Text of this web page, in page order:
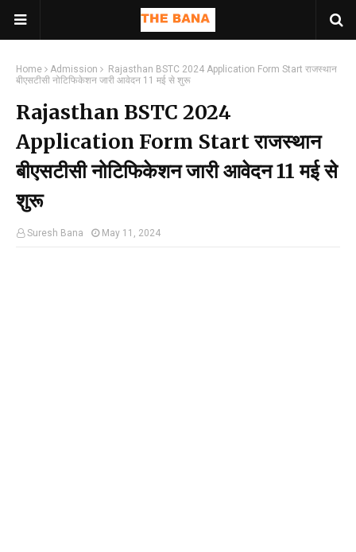
Home Admission
Rajasthan BSTC 2024 Application Form Start राजस्थान
बीएसटीसी नोटिफिकेशन जारी आवेदन 11 मई से शुरू
Rajasthan BSTC 2024
Application Form Start राजस्थान
बीएसटीसी नोटिफिकेशन जारी आवेदन 11 मई से
शुरू
Suresh Bana May 11, 2024